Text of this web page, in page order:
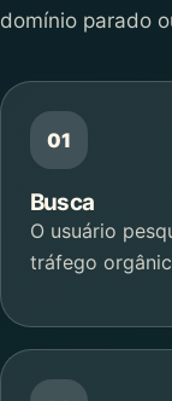
domínio parado
Busca
O usuário
tráfego